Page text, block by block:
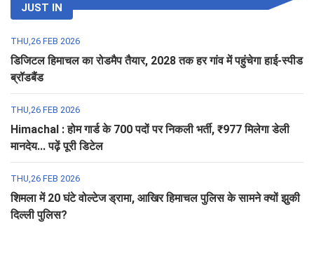
JUST IN
THU,26 FEB 2026
डिजिटल हिमाचल का रोडमैप तैयार, 2028 तक हर गांव में पहुंचेगा हाई-स्पीड
ब्रॉडबैंड
THU,26 FEB 2026
Himachal : होम गार्ड के 700 पदों पर निकली भर्ती, ₹977 मिलेगा डेली
मानदेय... पढ़ें पूरी डिटेल
THU,26 FEB 2026
शिमला में 20 घंटे वोल्टेज ड्रामा, आखिर हिमाचल पुलिस के सामने क्यों झुकी
दिल्ली पुलिस?